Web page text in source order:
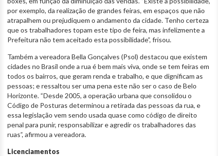
por exemplo, da realização de grandes feiras, em espaços que não
atrapalhem ou prejudiquem o andamento da cidade. Tenho certeza
que os trabalhadores topam este tipo de feira, mas infelizmente a
Prefeitura não tem aceitado esta possibilidade”, frisou.
Também a vereadora Bella Gonçalves (Psol) destacou que existem
cidades no Brasil onde a rua é bem mais viva, onde se tem feiras em
todos os bairros, que geram renda e trabalho, e que dignificam as
pessoas; e ressaltou ser uma pena este não ser o caso de Belo
Horizonte. “Desde 2005, a operação urbana que consolidou o
Código de Posturas determinou a retirada das pessoas da rua, e
essa legislação vem sendo usada quase como código de direito
penal para punir, responsabilizar e agredir os trabalhadores das
ruas”, afirmou a vereadora.
Licenciamentos